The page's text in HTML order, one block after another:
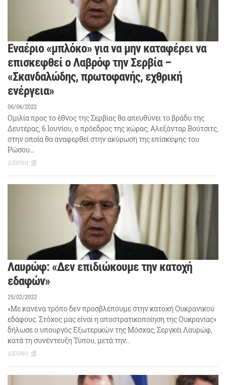
Εναέριο «μπλόκο» για να μην καταφέρει να
επισκεφθεί ο Λαβρόφ την Σερβία –
«Σκανδαλώδης, πρωτοφανής, εχθρική
ενέργεια»
06/06/2022
Ομιλία προς το έθνος της Σερβίας θα απευθύνει το βράδυ της
Δευτέρας, 6 Ιουνίου, ο πρόεδρος της χώρας, Αλεξάνταρ Βούτσιτς,
στην οποία θα αναφερθεί στην ακύρωση της επίσκεψης του
Ρώσου…
ΔΙΕΘΝΗ
Λαυρώφ: «Δεν επιδιώκουμε την κατοχή
εδαφών»
25/02/2022
«Με κανένα τρόπο δεν προσβλέπουμε στην κατοχή Ουκρανικού
εδάφους. Στόχος μας είναι η αποστρατικοποίηση της Ουκρανίας»
δήλωσε ο υπουργός Εξωτερικών της Μόσχας, Σεργκέι Λαυρώφ,
κατά τη συνέντευξη Τύπου, μετά την…
ΔΙΕΘΝΗ